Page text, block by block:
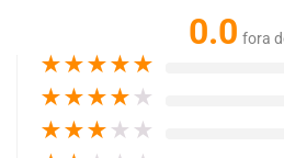
0.0 fora
★★★★★
★★★★ ★
★★★ ★ ★